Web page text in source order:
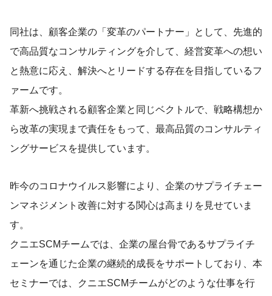
同社は、顧客企業の「変革のパートナー」として、先進的
で高品質なコンサルティングを介して、経営変革への想い
と熱意に応え、解決へとリードする存在を目指しているフ
ァームです。
革新へ挑戦される顧客企業と同じベクトルで、戦略構想か
ら改革の実現まで責任をもって、最高品質のコンサルティ
ングサービスを提供しています。
昨今のコロナウイルス影響により、企業のサプライチェー
ンマネジメント改善に対する関心は高まりを見せていま
す。
クニエSCMチームでは、企業の屋台骨であるサプライチ
ェーンを通じた企業の継続的成長をサポートしており、本
セミナーでは、クニエSCMチームがどのような仕事を行